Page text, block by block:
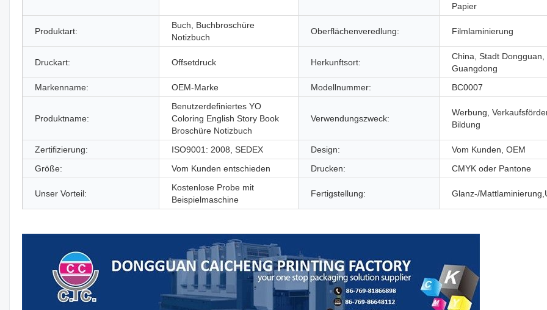
Papier
Produktart:
Buch, Buchbroschüre
Notizbuch
Oberflächenveredlung: Filmlaminierung
Druckart: Offsetdruck Herkunftsort:
China, Stadt Dongguan,
Guangdong
Markenname:
OEM-Marke Modellnummer: BC0007
Produktname:
Benutzerdefiniertes YO
Coloring English Story Book
Broschüre Notizbuch
Verwendungszweck:
Werbung,
Bildung
Zertifizierung: ISO9001: 2008, SEDEX Design:
Vom Kunden, OEM
Größe:
Vom Kunden entschieden Drucken: CMYK oder Pantone
Unser Vorteil:
Kostenlose Probe mit
Beispielmaschine
Fertigstellung: Glanz-/